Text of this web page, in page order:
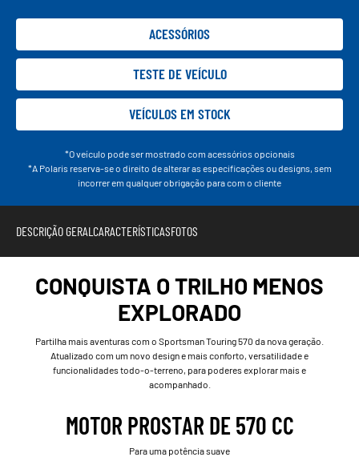
ACESSÓRIOS
TESTE DE VEÍCULO
VEÍCULOS EM STOCK
*O veículo pode ser mostrado com acessórios opcionais
*A Polaris reserva-se o direito de alterar as especificações ou designs, sem
incorrer em qualquer obrigação para com o cliente
DESCRIÇÃO GERALCARACTERÍSTICASFOTOS
CONQUISTA O TRILHO MENOS
EXPLORADO
Partilha mais aventuras com o Sportsman Touring 570 da nova geração.
Atualizado com um novo design e mais conforto, versatilidade e
funcionalidades todo-o-terreno, para poderes explorar mais e
acompanhado.
MOTOR PROSTAR DE 570 CC
Para uma potência suave